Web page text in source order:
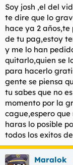
r
d
e
l
t
e
m
a
n
c
i
o
Soy josh ,el del
te dire que lo
hace ya 2
de tu pag,estoy
y me lo han
quitarlo,quien se
para hacerlo
gente se piensa
tu sabes que no
momento por la
cague,espero
haras lo posible
todos los exitos
Maralok